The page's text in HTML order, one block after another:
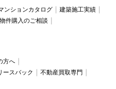
ンションカタログ
建築施工実績
物件購入のご相談
方へ
ースバック
不動産買取専門